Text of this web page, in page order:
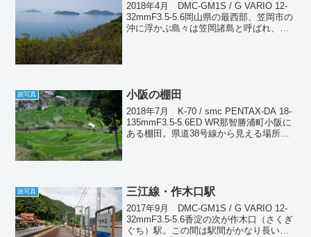
2018年4月 DMC-GM1S / G VARIO 12-
32mmF3.5-5.6岡山県の最西部、笠岡市の
沖に浮かぶ島々は笠岡諸島と呼ばれ、そ
旅写真 小阪の棚田
2018年7月 K-70 / smc PENTAX-DA 18-
135mmF3.5-5.6ED WR那智勝浦町小阪に
ある棚田。県道38号線から見える場所に
旅写真 三江線・作木口駅
2017年9月 DMC-GM1S / G VARIO 12-
32mmF3.5-5.6香淀の次が作木口（さくぎ
ぐち）駅。この間は駅間がかなり長い。